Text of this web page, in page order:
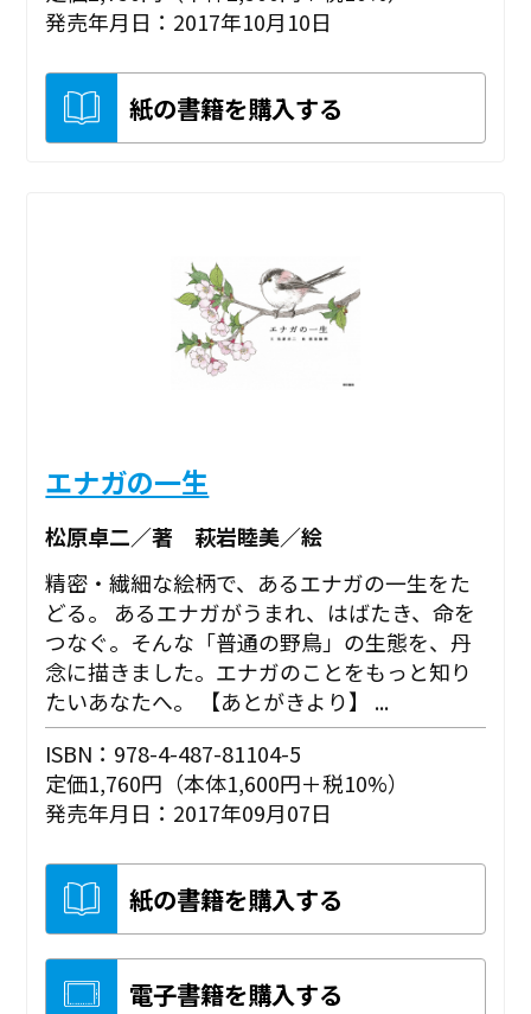
発売年月日：2017年10月10日
紙の書籍を購入する
エナガの一生
松原卓二／著 萩岩睦美／絵
精密・繊細な絵柄で、あるエナガの一生をた
どる。 あるエナガがうまれ、はばたき、命を
つなぐ。そんな「普通の野鳥」の生態を、丹
念に描きました。エナガのことをもっと知り
たいあなたへ。 【あとがきより】 ...
ISBN：978-4-487-81104-5
定価1,760円（本体1,600円＋税10%）
発売年月日：2017年09月07日
紙の書籍を購入する
電子書籍を購入する